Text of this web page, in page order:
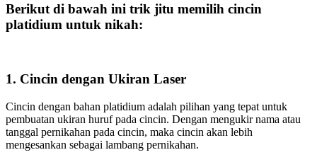
Berikut di bawah ini trik jitu memilih cincin
platidium untuk nikah:
1. Cincin dengan Ukiran Laser
Cincin dengan bahan platidium adalah pilihan yang tepat untuk
pembuatan ukiran huruf pada cincin. Dengan mengukir nama atau
tanggal pernikahan pada cincin, maka cincin akan lebih
mengesankan sebagai lambang pernikahan.